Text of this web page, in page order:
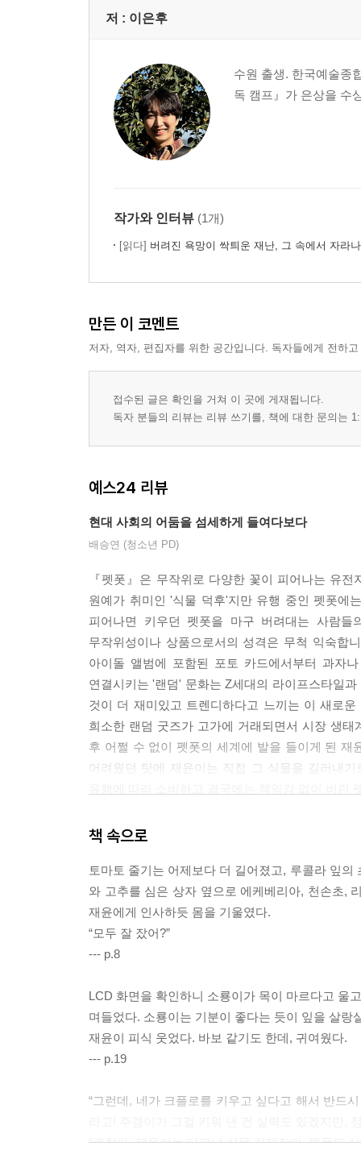
저 : 이은후
수원 출생. 한국예술종
독 캠프』가 은상을 수
작가와 인터뷰 (1개)
[읽다] 버려진 욕망이 싹틔운 재난, 그 속에서 자라나는 아이
만든 이 코멘트
저자, 역자, 편집자를 위한 공간입니다. 독자들에게 전하
접수된 글은 확인을 거쳐 이 곳에 게재됩니다.
독자 분들의 리뷰는 리뷰 쓰기를, 책에 대한 문의는
예스24 리뷰
현대 사회의 어둠을 섬세하게 들여다보다
배승연 (청소년 PD)
『펫폿』은 무작위로 다양한 꽃이 피어나는 유
원예가 취미인 '식물 덕후'지만 유행 중인 펫폿에
피어나면 키우던 펫폿을 마구 버려대는 사람
무작위성이나 상품으로서의 성격은 무척 익숙합
아이돌 앨범에 포함된 포토 카드에서부터 과자
연결시키는 '랜덤' 문화는 Z세대의 라이프스타일
것이 더 재미있고 트렌디하다고 느끼는 이 새로
희소한 랜덤 굿즈가 고가에 거래되면서 시장 생
후 어쩔 수 없이 펫폿의 세계에 발을 들이게 된
어려웠던 탓에 재윤이는 직접 그 식물을 길러내
재윤이의 친구를 포함한 사람들이 하나둘 실종되
정의로운 행동의 중요성. 현대 사회를 살아가는
아니라 독자의 양심을 콕콕 찌르는 현실의 요소
사들이고 또 버리는 자신의 모습에 실망을 느낀
책 속으로
토마토 줄기는 어제보다 더 길어졌고, 루콜라 잎
와 고추를 심은 상자 옆으로 에케베리아, 천손초,
재윤에게 인사하듯 몸을 기울였다.
“모두 잘 잤어?”
--- p.8
LCD 화면을 확인하니 소룡이가 목이 마르다고 울
며들었다. 소룡이는 기분이 좋다는 듯이 잎을 살랑
재윤이 피식 웃었다. 바보 같기도 한데, 귀여웠다.
--- p.19
“그런데, 네가 크플로를 키우고 싶다고 해서 반드
“괜찮아. 재윤이는 타고난 식물 천재잖아. 펫폿도